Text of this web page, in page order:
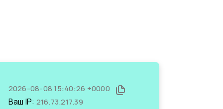
2026-08-08 15:40:26 +0000
Ваш IP: 216.73.217.39